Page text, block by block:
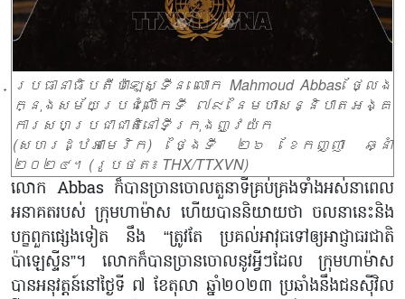
ប្រធានាធិបតីប៉ាឡេស្ទីន លោក Mahmoud Abbas ថ្លែង
ក្នុងសម័យប្រជុំលើកទី ៧៩ នៃមហាសន្និបាតអង្គ
ការសហប្រជាជាតិនៅទីក្រុងញូវយ៉ក
(សហរដ្ឋអាមេរិក) ថ្ងៃទី ២៦ ខែកញ្ញា ឆ្នាំ
២០២៤។ (រូបថត៖ THX/TTXVN)
លោក Abbas ក៏បានច្រានចោលតួនាទីគ្រប់គ្រងទាំងអស់នាពេល
អនាគតរបស់ ក្រុមហាម៉ាស ហើយបាននិយាយថា ចលនានេះនិង
បក្ខពួកផ្សេងទៀត នឹង “ត្រូវតែ ប្រគល់អាវុធទៅឲ្យអាជ្ញាធរជាតិ
ប៉ាឡេស្ទីន”។ លោកក៏បានច្រានចោលនូវអ្វីៗដែល ក្រុមហាម៉ាស
បានអនុវត្តន៍នៅថ្ងៃទី ៧ ខែតុលា ឆ្នាំ២០២៣ ប្រឆាំងនឹងជនស៊ីវិល